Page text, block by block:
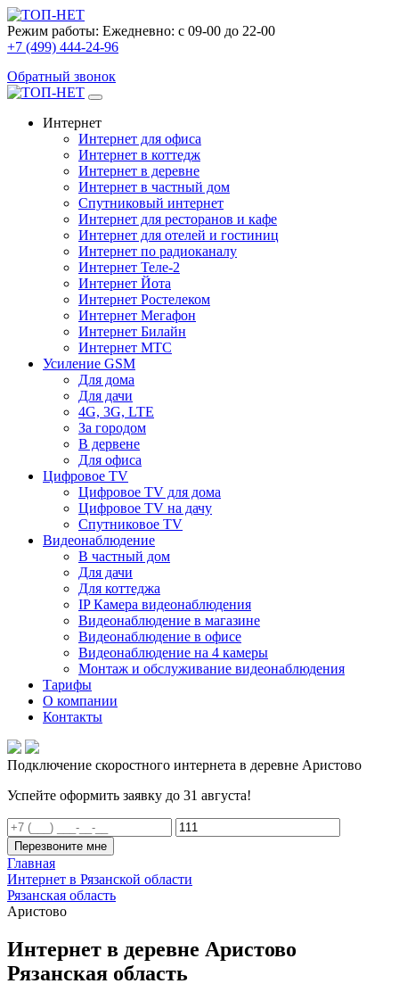
Режим работы: Ежедневно: с 09-00 до 22-00
+7 (499) 444-24-96
Обратный звонок
Интернет
Интернет для офиса
Интернет в коттедж
Интернет в деревне
Интернет в частный дом
Спутниковый интернет
Интернет для ресторанов и кафе
Интернет для отелей и гостиниц
Интернет по радиоканалу
Интернет Теле-2
Интернет Йота
Интернет Ростелеком
Интернет Мегафон
Интернет Билайн
Интернет МТС
Усиление GSM
Для дома
Для дачи
4G, 3G, LTE
За городом
В дервене
Для офиса
Цифровое TV
Цифровое TV для дома
Цифровое TV на дачу
Спутниковое TV
Видеонаблюдение
В частный дом
Для дачи
Для коттеджа
IP Камера видеонаблюдения
Видеонаблюдение в магазине
Видеонаблюдение в офисе
Видеонаблюдение на 4 камеры
Монтаж и обслуживание видеонаблюдения
Тарифы
О компании
Контакты
Подключение скоростного интернета в деревне Аристово
Успейте оформить заявку до 31 августа!
Перезвоните мне
Главная
Интернет в Рязанской области
Рязанская область
Аристово
Интернет в деревне Аристово
Рязанская область